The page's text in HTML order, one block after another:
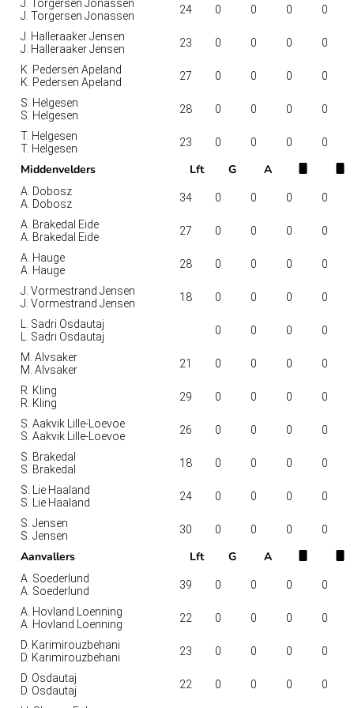
J. Torgersen Jonassen
J. Torgersen Jonassen
24 0 0 0 0
J. Halleraaker Jensen
J. Halleraaker Jensen
23 0 0 0 0
K. Pedersen Apeland
K. Pedersen Apeland
27 0 0 0 0
S. Helgesen
S. Helgesen
28 0 0 0 0
T. Helgesen
T. Helgesen
23 0 0 0 0
Middenvelders Lft G A
A. Dobosz
A. Dobosz
34 0 0 0 0
A. Brakedal Eide
A. Brakedal Eide
27 0 0 0 0
A. Hauge
A. Hauge
28 0 0 0 0
J. Vormestrand Jensen
J. Vormestrand Jensen
18 0 0 0 0
L. Sadri Osdautaj
L. Sadri Osdautaj
0 0 0 0
M. Alvsaker
M. Alvsaker
21 0 0 0 0
R. Kling
R. Kling
29 0 0 0 0
S. Aakvik Lille-Loevoe
S. Aakvik Lille-Loevoe
26 0 0 0 0
S. Brakedal
S. Brakedal
18 0 0 0 0
S. Lie Haaland
S. Lie Haaland
24 0 0 0 0
S. Jensen
S. Jensen
30 0 0 0 0
Aanvallers Lft G A
A. Soederlund
A. Soederlund
39 0 0 0 0
A. Hovland Loenning
A. Hovland Loenning
22 0 0 0 0
D. Karimirouzbehani
D. Karimirouzbehani
23 0 0 0 0
D. Osdautaj
D. Osdautaj
22 0 0 0 0